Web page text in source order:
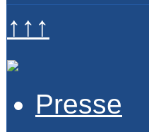
↑↑↑
Presse